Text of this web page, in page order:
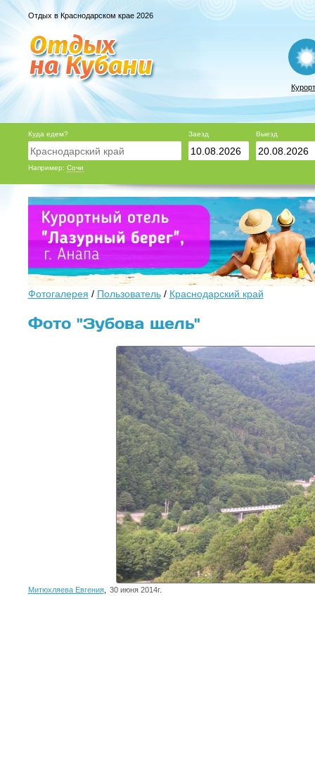
Отдых в Краснодарском крае 2026
Куда едем?
Например: Сочи
Заезд Выезд
Фотогалерея / Пользователь/ Краснодарский край
Фото "Зубова щель"
Митюхляева Евгения, 30 июня 2014г.